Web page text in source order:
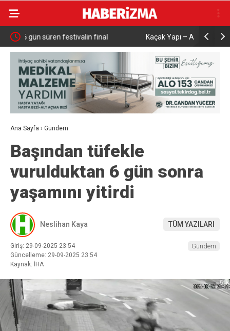
Kaçak Yapı – Alper Taban… Çalışma
Ana Sayfa › Gündem
Başından tüfekle
vurulduktan 6 gün sonra
yaşamını yitirdi
Neslihan Kaya TÜM YAZILARI
Giriş: 29-09-2025 23:54
Güncelleme: 29-09-2025 23:54
Kaynak: İHA
Gündem